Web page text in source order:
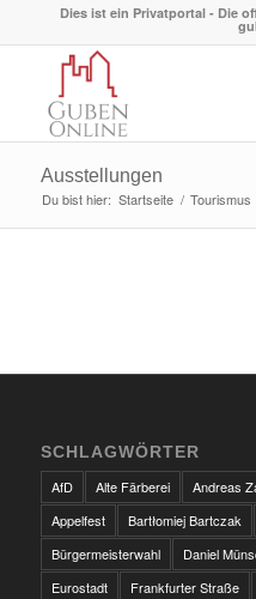
Dies ist ein Privatportal - Die
Ausstellungen
Du bist hier: Startseite / Tourismus
SCHLAGWÖRTER
AfD
Alte Färberei Andreas
Appelfest
Bartłomiej Bartczak
Bürgermeisterwahl
Daniel
Eurostadt
Frankfurter Straße